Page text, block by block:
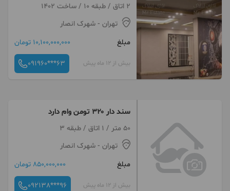
2 اتاق / طبقه 10 / ساخت 1402
تهران - شهرک انصار
مبلغ
10,100,000,000 تومان
بیش از 12 ماه پیش 091960***63
سند دار ۳۲۰ تومن وام دارد
50 متر / 1 اتاق / طبقه 3
تهران - شهرک انصار
مبلغ
850,000,000 تومان
بیش از 12 ماه پیش 092138***96